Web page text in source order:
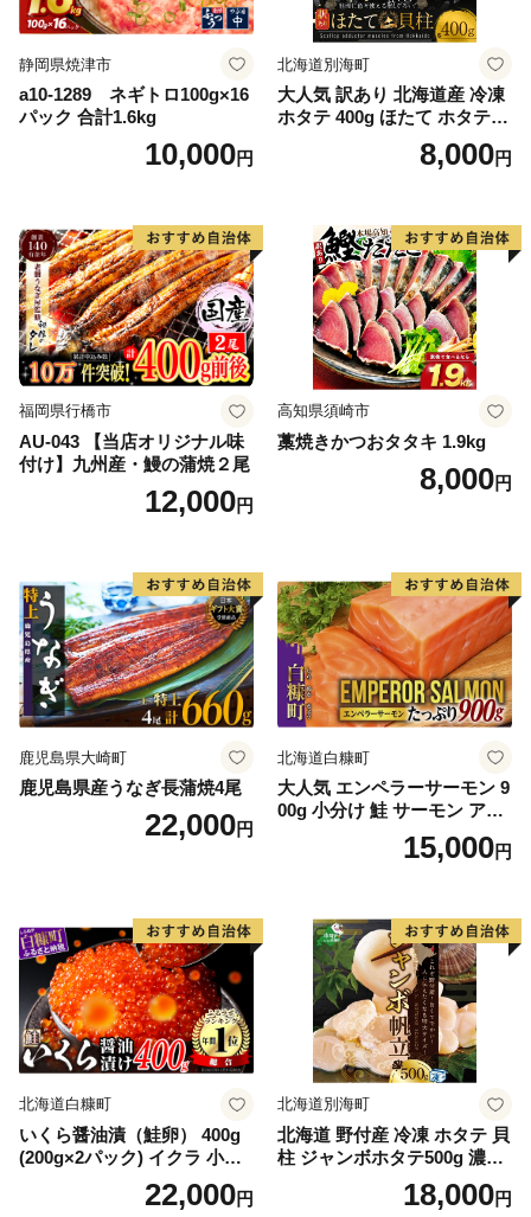
静岡県焼津市
a10-1289 ネギトロ100g×16
パック 合計1.6kg
10,000円
北海道別海町
大人気 訳あり 北海道産 冷凍
ホタテ 400g ほたて ホタテ
8,000円
福岡県行橋市
AU-043 【当店オリジナル味
付け】九州産・鰻の蒲焼２尾
12,000円
高知県須崎市
藁焼きかつおタタキ 1.9kg
8,000円
鹿児島県大崎町
鹿児島県産うなぎ長蒲焼4尾
22,000円
北海道白糠町
大人気 エンペラーサーモン 9
00g 小分け 鮭 サーモン アト
ランティックサーモン 水産
庁長官賞 受賞 さけ シャケ し
満足 美味しい 贈答 生食用 刺
身 お刺身 刺し身 魚介類 海鮮
冷凍 厚切り 薄切り ふるさと
納税 ふるさとチョイス チョ
イス 北海道 白糠町
15,000円
北海道白糠町
いくら醤油漬（鮭卵） 400g
(200g×2パック) イクラ 小分
け いくら醤油漬 鮭いくら い
くら醤油漬け 鮭 鮭卵 ikura
22,000円
北海道別海町
北海道 野付産 冷凍 ホタテ 貝
柱 ジャンボホタテ500g 濃厚
な旨味と甘み （ほたて ホタ
テ 帆立 貝柱 ホタテ貝柱 大玉
18,000円